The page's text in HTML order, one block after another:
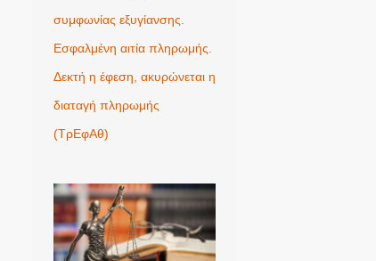
συμφωνίας εξυγίανσης.
Εσφαλμένη αιτία πληρωμής.
Δεκτή η έφεση, ακυρώνεται η
διαταγή πληρωμής
(ΤρΕφΑθ)